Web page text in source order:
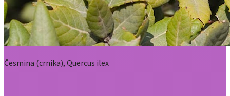
Česmina (crnika), Quercus ilex